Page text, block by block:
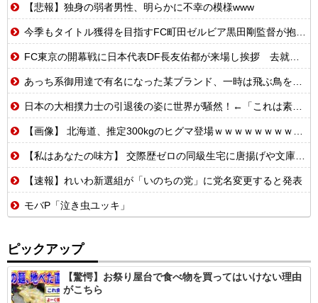
【悲報】独身の弱者男性、明らかに不幸の模様www
今季もタイトル獲得を目指すFC町田ゼルビア黒田剛監督が抱負を語る
FC東京の開幕戦に日本代表DF長友佑都が来場し挨拶 去就に注目集まる
あっち系御用達で有名になった某ブランド、一時は飛ぶ鳥を落とす勢いだったが今期の業績は……
日本の大相撲力士の引退後の姿に世界が騒然！←「これは素晴らしい！」（海外の反応）
【画像】 北海道、推定300kgのヒグマ登場ｗｗｗｗｗｗｗｗｗｗｗｗｗｗｗｗｗｗｗｗ
【私はあなたの味方】 交際歴ゼロの同級生宅に唐揚げや文庫本を20回以上届けた24歳女を逮捕
【速報】れいわ新選組が「いのちの党」に党名変更すると発表
モバP「泣き虫ユッキ」
ピックアップ
【驚愕】お祭り屋台で食べ物を買ってはいけない理由
がこちら